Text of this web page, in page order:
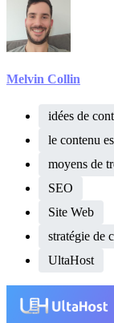
Melvin Collin
idées de
le contenu
moyens de
SEO
Site Web
stratégie de
UltaHost